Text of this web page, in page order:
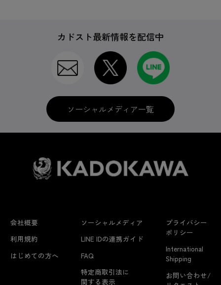
カドスト最新情報を配信中
ソーシャルメディア一覧
会社概要
利用規約
はじめての方へ
ソーシャルメディア
LINE IDの連携ガイド
FAQ
特定商取引法に
関する表示
プライバシー
ポリシー
International
Shipping
お問い合わせ/